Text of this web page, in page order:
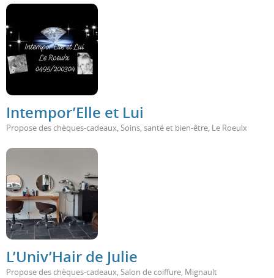
Intempor’Elle et Lui
Propose des chèques-cadeaux, Soins, santé et bien-être, Le Roeulx
L’Univ’Hair de Julie
Propose des chèques-cadeaux, Salon de coiffure, Mignault